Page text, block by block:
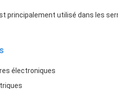
principalement utilisé dans les
électroniques